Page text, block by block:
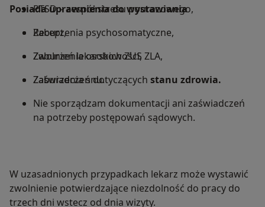
PTSD – zespół stresu pourazowego,
Zaburzenia psychosomatyczne,
Zaburzenia osobowości,
Zaburzenia snu.
Posiada uprawnienia do wystawiania
Recept,
Zwolnień lekarskich ZUS ZLA,
Zaświadczeń dotyczących stanu zdrowia.
Nie sporządzam dokumentacji ani zaświadczeń
na potrzeby postępowań sądowych.
W uzasadnionych przypadkach lekarz może wystawić
zwolnienie potwierdzające niezdolność do pracy do
trzech dni wstecz od dnia wizyty.